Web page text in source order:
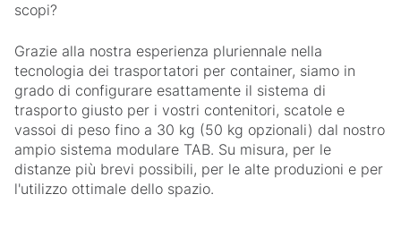
scopi?
Grazie alla nostra esperienza pluriennale nella
tecnologia dei trasportatori per container, siamo in
grado di configurare esattamente il sistema di
trasporto giusto per i vostri contenitori, scatole e
vassoi di peso fino a 30 kg (50 kg opzionali) dal nostro
ampio sistema modulare TAB. Su misura, per le
distanze più brevi possibili, per le alte produzioni e per
l'utilizzo ottimale dello spazio.